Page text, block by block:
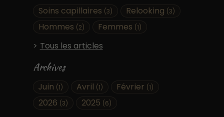
Soins capillaires (3) Relooking (3)
Hommes (2) Femmes (1)
Tous les articles
Archives
Juin (1) Avril (1) Février (1)
2026 (3) 2025 (6)